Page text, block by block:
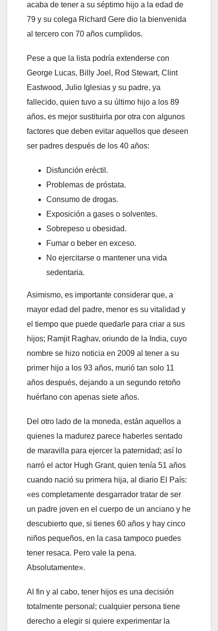
acaba de tener a su séptimo hijo a la edad de
79 y su colega Richard Gere dio la bienvenida
al tercero con 70 años cumplidos.
Pese a que la lista podría extenderse con
George Lucas, Billy Joel, Rod Stewart, Clint
Eastwood, Julio Iglesias y su padre, ya
fallecido, quien tuvo a su último hijo a los 89
años, es mejor sustituirla por otra con algunos
factores que deben evitar aquellos que deseen
ser padres después de los 40 años:
Disfunción eréctil.
Problemas de próstata.
Consumo de drogas.
Exposición a gases o solventes.
Sobrepeso u obesidad.
Fumar o beber en exceso.
No ejercitarse o mantener una vida
sedentaria.
Asimismo, es importante considerar que, a
mayor edad del padre, menor es su vitalidad y
el tiempo que puede quedarle para criar a sus
hijos; Ramjit Raghav, oriundo de la India, cuyo
nombre se hizo noticia en 2009 al tener a su
primer hijo a los 93 años, murió tan solo 11
años después, dejando a un segundo retoño
huérfano con apenas siete años.
Del otro lado de la moneda, están aquellos a
quienes la madurez parece haberles sentado
de maravilla para ejercer la paternidad; así lo
narró el actor Hugh Grant, quien tenía 51 años
cuando nació su primera hija, al diario El País:
«es completamente desgarrador tratar de ser
un padre joven en el cuerpo de un anciano y he
descubierto que, si tienes 60 años y hay cinco
niños pequeños, en la casa tampoco puedes
tener resaca. Pero vale la pena.
Absolutamente».
Al fin y al cabo, tener hijos es una decisión
totalmente personal; cualquier persona tiene
derecho a elegir si quiere experimentar la